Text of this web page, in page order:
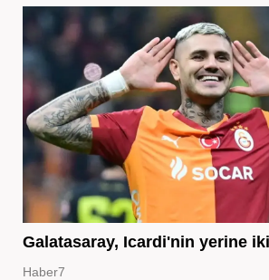
Galatasaray, Icardi'nin yerine
Haber7